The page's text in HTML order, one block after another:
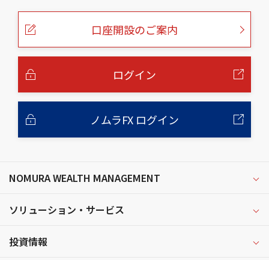
口座開設のご案内
ログイン
ノムラFX ログイン
NOMURA WEALTH MANAGEMENT
ソリューション・サービス
投資情報